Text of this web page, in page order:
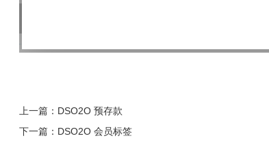
上一篇： DSO2O 预存款
下一篇： DSO2O 会员标签